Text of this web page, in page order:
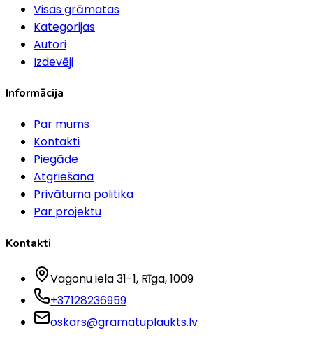
Visas grāmatas
Kategorijas
Autori
Izdevēji
Informācija
Par mums
Kontakti
Piegāde
Atgriešana
Privātuma politika
Par projektu
Kontakti
Vagonu iela 31-1, Rīga, 1009
+37128236959
oskars@gramatuplaukts.lv